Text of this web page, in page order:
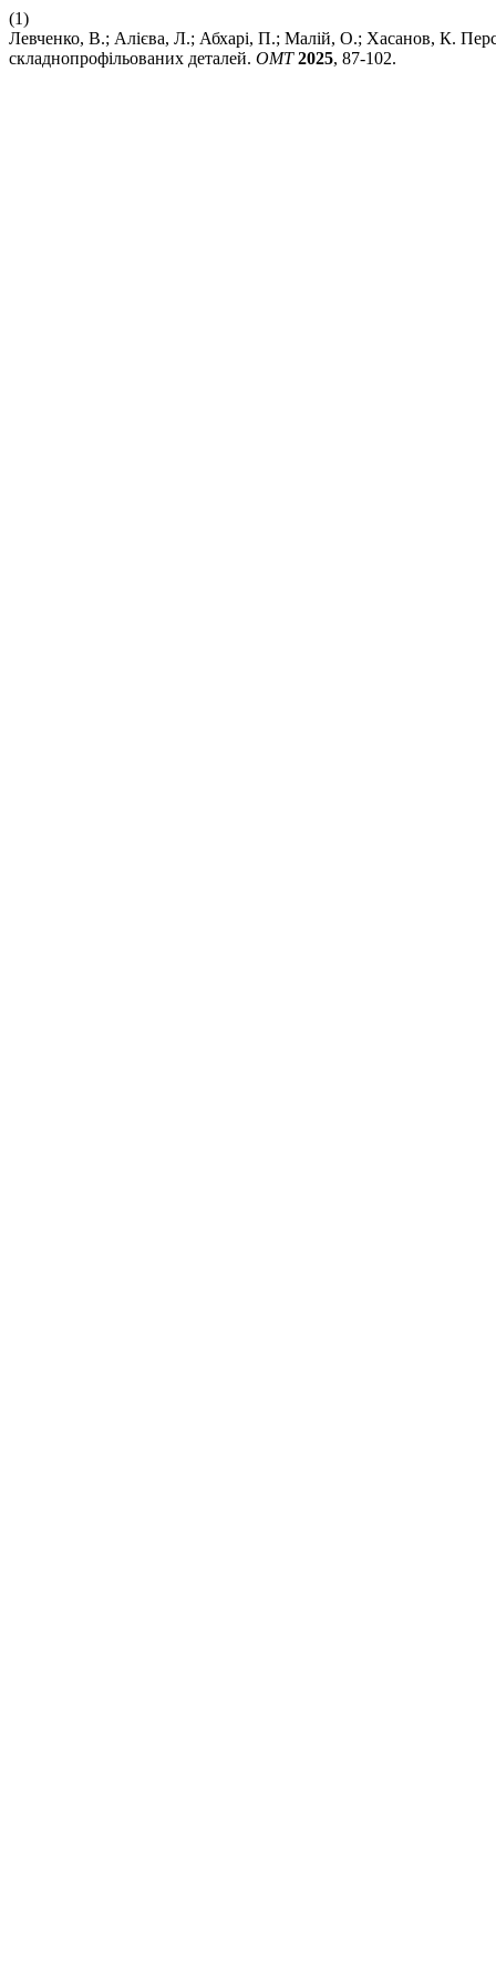
(1)
Левченко, В.; Алієва, Л.; Абхарі, П.; Малій, О.; Хасанов, К.
складнопрофільованих деталей. ОМТ 2025, 87-102.